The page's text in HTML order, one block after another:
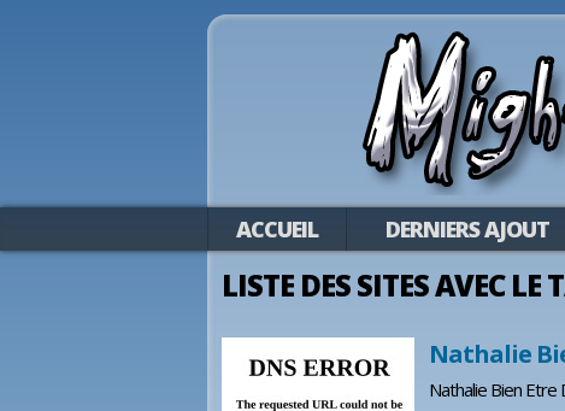
ACCUEIL DERNIERS AJOUT
LISTE DES SITES AVEC LE
Nathalie
Nathalie Bien